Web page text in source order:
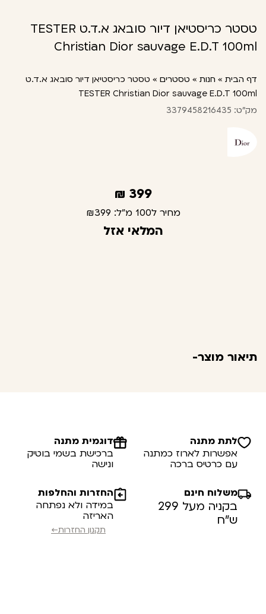
טסטר כריסטיאן דיור סובאג א.ד.ט TESTER
Christian Dior sauvage E.D.T 100ml
דף הבית » חנות » טסטרים » טסטר כריסטיאן דיור סובאג א.ד.ט
TESTER Christian Dior sauvage E.D.T 100ml
מק"ט: 3379458216435
399
₪
מחיר ל100 מ"ל: ₪399
המלאי אזל
תיאור מוצר-
לתת מתנה
אפשרות לארוז כמתנה
עם כרטיס ברכה
דוגמית מתנה
ברכישת בשמי בוטיק
ונישה
משלוח חינם
בקניה מעל 299
ש”ח
החזרות והחלפות
במידה ולא נפתחה
האריזה
תקנון החזרות←